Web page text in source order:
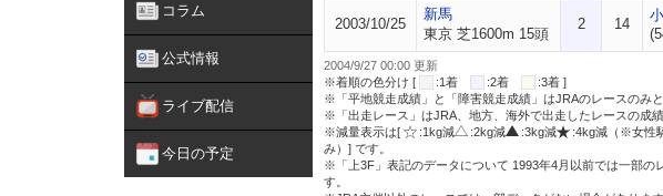
コラム
公式情報
ライブ配信
今日の予定
2003/10/25
新馬
東京 芝1600m 15頭
2 14
2004/9/27 00:00 更新
※着順の色分け [
:1着 :2着
:3着 ]
※「平地競走成績」と「障害競走成績」はJRAのレースのみと
※「出走レース」はJRA、地方、海外で出走したレースの成績
※減量表示は[
:1kg減 :2kg減 :3kg減 :4kg減（※女性
み）] です。
※「上3F」表記のデータについて 1993年4月以前では一部
す。